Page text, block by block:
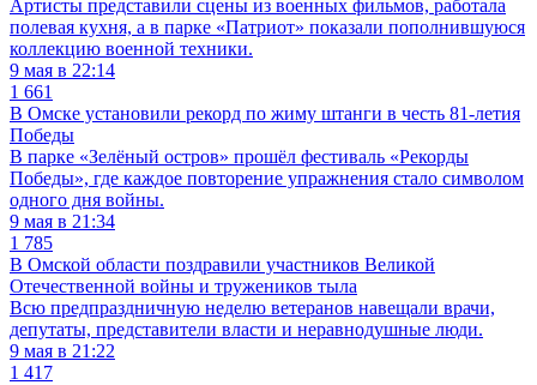
Артисты представили сцены из военных фильмов, работала
полевая кухня, а в парке «Патриот» показали пополнившуюся
коллекцию военной техники.
9 мая в 22:14
1 661
В Омске установили рекорд по жиму штанги в честь 81-летия
Победы
В парке «Зелёный остров» прошёл фестиваль «Рекорды
Победы», где каждое повторение упражнения стало символом
одного дня войны.
9 мая в 21:34
1 785
В Омской области поздравили участников Великой
Отечественной войны и тружеников тыла
Всю предпраздничную неделю ветеранов навещали врачи,
депутаты, представители власти и неравнодушные люди.
9 мая в 21:22
1 417